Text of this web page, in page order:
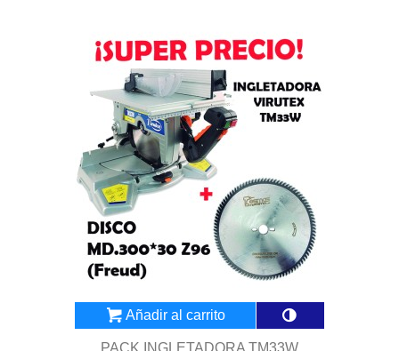
Añadir al carrito
PACK INGLETADORA TM33W